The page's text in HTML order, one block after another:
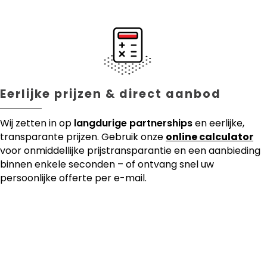
Eerlijke prijzen & direct aanbod
Wij zetten in op langdurige partnershipsen eerlijke,
transparante prijzen. Gebruik onze online calculator
voor onmiddellijke prijstransparantie en een aanbieding
binnen enkele seconden – of ontvang snel uw
persoonlijke offerte per e-mail.